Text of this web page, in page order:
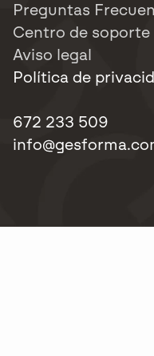
Preguntas
Centro de soporte
Aviso legal
Política de
672 233 509